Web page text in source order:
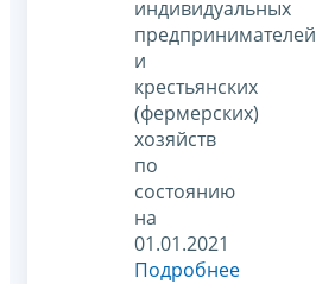
индивидуальных
предпринимателей
и
крестьянских
(фермерских)
хозяйств
по
состоянию
на
01.01.2021
Подробнее